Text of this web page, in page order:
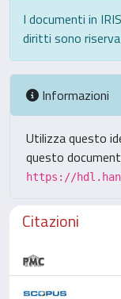
I documenti in
diritti sono
Informazioni
Utilizza questo
questo
https://
Citazioni